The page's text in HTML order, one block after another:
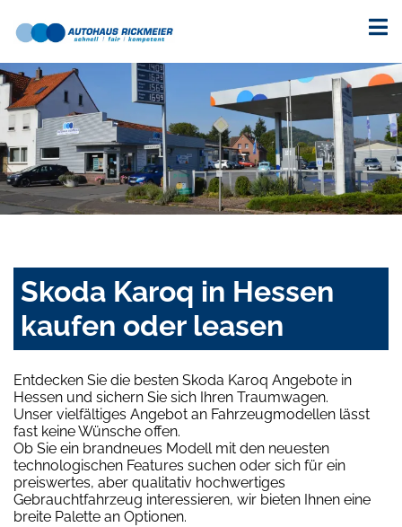
Skoda Karoq in Hessen
kaufen oder leasen
Entdecken Sie die besten Skoda Karoq Angebote in
Hessen und sichern Sie sich Ihren Traumwagen.
Unser vielfältiges Angebot an Fahrzeugmodellen lässt
fast keine Wünsche offen.
Ob Sie ein brandneues Modell mit den neuesten
technologischen Features suchen oder sich für ein
preiswertes, aber qualitativ hochwertiges
Gebrauchtfahrzeug interessieren, wir bieten Ihnen eine
breite Palette an Optionen.